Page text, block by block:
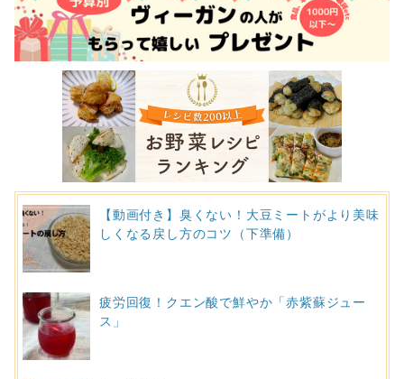
【動画付き】臭くない！大豆ミートがより美味
しくなる戻し方のコツ（下準備）
疲労回復！クエン酸で鮮やか「赤紫蘇ジュー
ス」